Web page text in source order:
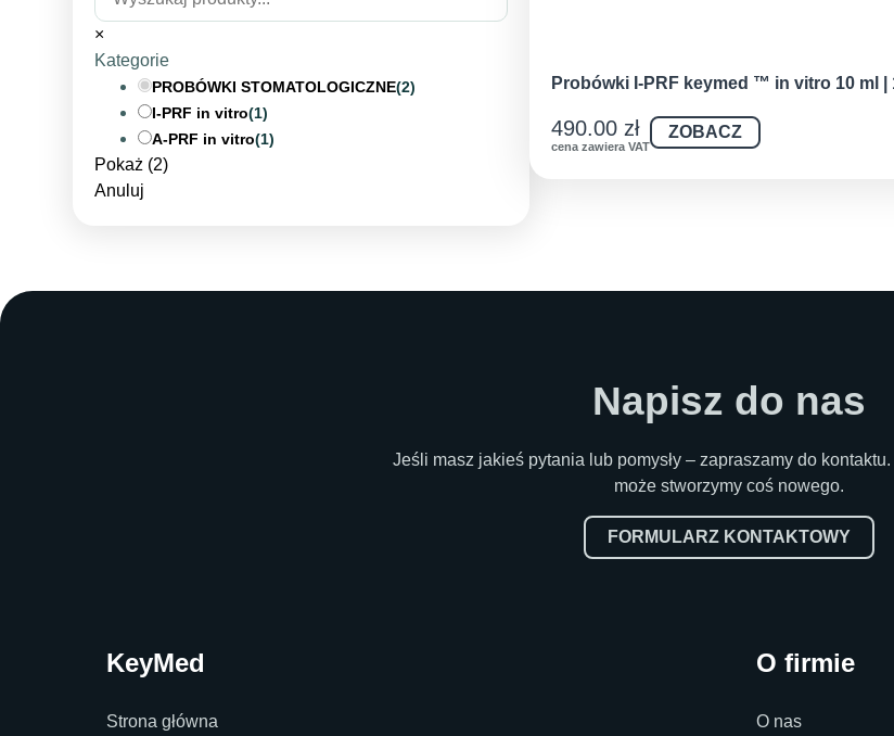
×
Kategorie
PROBÓWKI STOMATOLOGICZNE(2)
I-PRF in vitro(1)
A-PRF in vitro(1)
Pokaż (2)
Anuluj
Probówki I-PRF keymed ™ in vitro 10 ml |
490.00 zł
cena zawiera VAT
ZOBACZ
Napisz do nas
Jeśli masz jakieś pytania lub pomysły – zapraszamy do
może stworzymy coś nowego.
FORMULARZ KONTAKTOWY
KeyMed
Strona główna
O firmie
O nas